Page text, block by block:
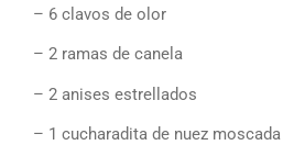
– 6 clavos de olor
– 2 ramas de canela
– 2 anises estrellados
– 1 cucharadita de nuez moscada